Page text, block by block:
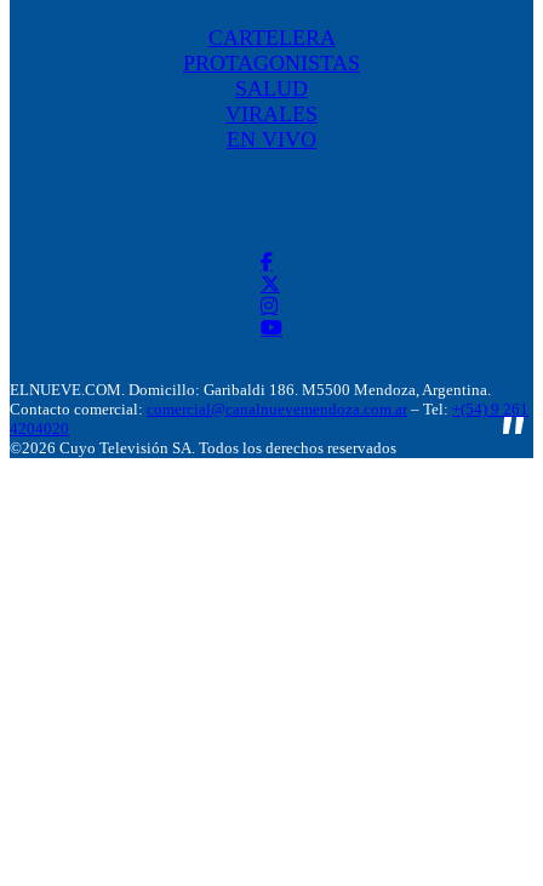
CARTELERA
PROTAGONISTAS
SALUD
VIRALES
EN VIVO
ELNUEVE.COM. Domicillo: Garibaldi 186. M5500 Mendoza, Argentina.
Contacto comercial: comercial@canalnuevemendoza.com.ar – Tel: +(54) 9 261
4204020
©2026 Cuyo Televisión SA. Todos los derechos reservados